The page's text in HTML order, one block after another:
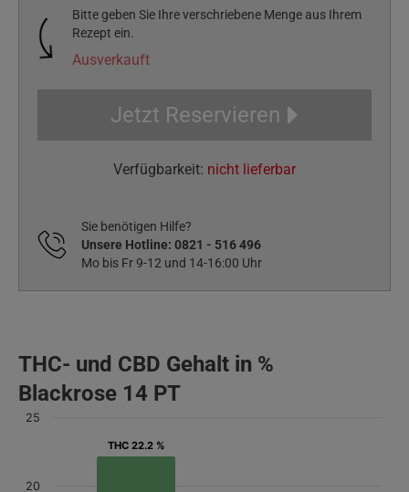
Bitte geben Sie Ihre verschriebene Menge aus Ihrem
Rezept ein.
Ausverkauft
Jetzt Reservieren
Verfügbarkeit: nicht lieferbar
Sie benötigen Hilfe?
Unsere Hotline: 0821 - 516 496
Mo bis Fr 9-12 und 14-16:00 Uhr
THC- und CBD Gehalt in %
Blackrose 14 PT
THC 22.2 %
THC 22.2 %
20
25